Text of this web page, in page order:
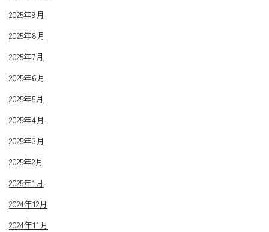
2025年9月
2025年8月
2025年7月
2025年6月
2025年5月
2025年4月
2025年3月
2025年2月
2025年1月
2024年12月
2024年11月